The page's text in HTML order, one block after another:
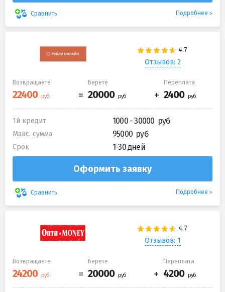
Сравнить Подробнее
Отзывов: 2
Возвращаете Берете Переплата
1й кредит 1000 - 30000
Макс. сумма 95000
Срок 1-30 дней
Оформить заявку
Сравнить Подробнее
Отзывов: 1
Возвращаете Берете Переплата